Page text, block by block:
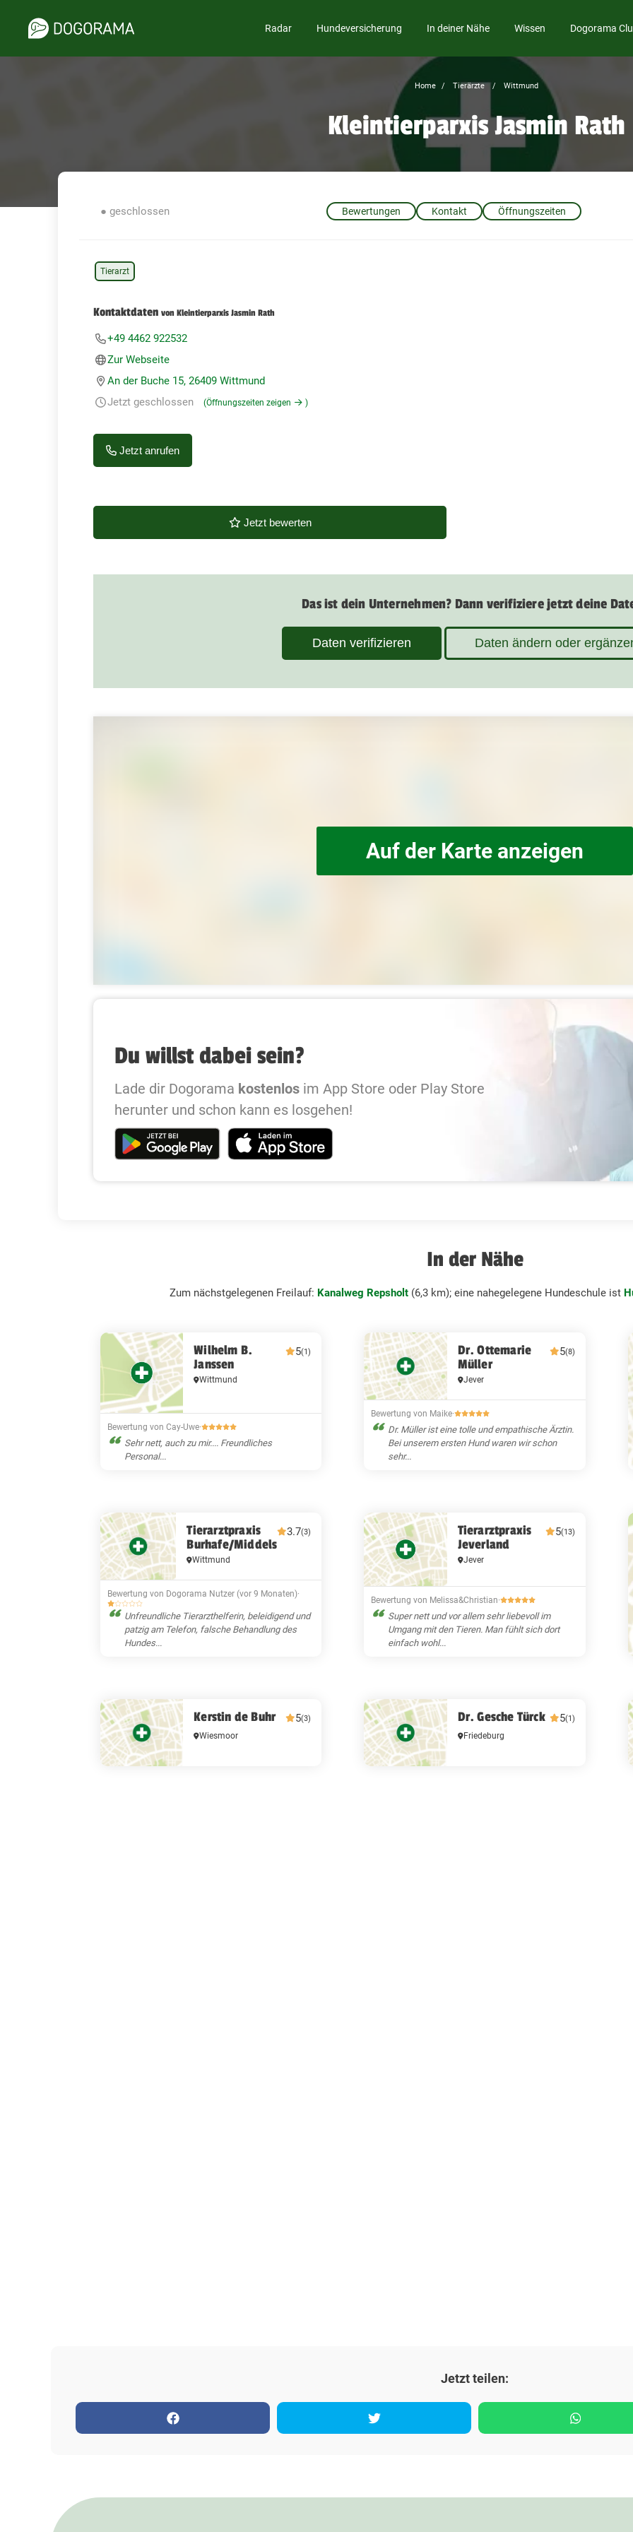
Radar Hundeversicherung In deiner Nähe Wissen Dogorama
Home Tierärzte Wittmund
Kleintierparxis Jasmin Rath
Bewertungen Kontakt Öffnungszeiten
● geschlossen
Tierarzt
Kontaktdaten von Kleintierparxis Jasmin Rath
+49 4462 922532
Zur Webseite
An der Buche 15, 26409 Wittmund
Jetzt geschlossen
(Öffnungszeiten zeigen )
Jetzt anrufen
Jetzt bewerten
Das ist dein Unternehmen? Dann verifiziere jetzt deine
Daten verifizieren Daten ändern oder
Auf der Karte anzeigen
Du willst dabei sein?
Lade dir Dogorama kostenlos im App Store oder Play Store
herunter und schon kann es losgehen!
In der Nähe
Zum nächstgelegenen Freilauf: Kanalweg Repsholt (6,3 km); eine nahegelegene Hundeschule ist
Wilhelm B.
Janssen
5(1)
Wittmund
Bewertung von Cay-Uwe·
Sehr nett, auch zu mir.... Freundliches
Personal...
Dr. Ottemarie
Müller
5(8)
Jever
Bewertung von Maike·
Dr. Müller ist eine tolle und empathische Ärztin.
Bei unserem ersten Hund waren wir schon
sehr...
Tierarztpraxis
Burhafe/Middels
3.7(3)
Wittmund
Bewertung von Dogorama Nutzer (vor 9 Monaten)·
Unfreundliche Tierarzthelferin, beleidigend und
patzig am Telefon, falsche Behandlung des
Hundes...
Tierarztpraxis
Jeverland
5(13)
Jever
Bewertung von Melissa&Christian·
Super nett und vor allem sehr liebevoll im
Umgang mit den Tieren. Man fühlt sich dort
einfach wohl...
Kerstin de Buhr 5(3)
Wiesmoor
Dr. Gesche Türck 5(1)
Friedeburg
Jetzt teilen: